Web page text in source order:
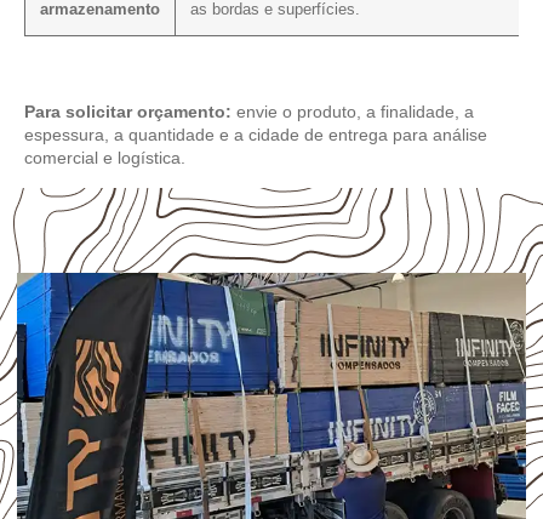
armazenamento
as bordas e superfícies.
Para solicitar orçamento: envie o produto, a finalidade, a
espessura, a quantidade e a cidade de entrega para análise
comercial e logística.